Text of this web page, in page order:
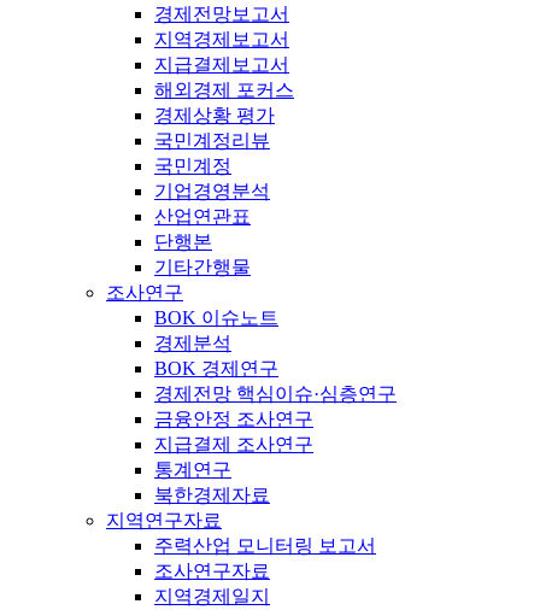
경제전망보고서
지역경제보고서
지급결제보고서
해외경제 포커스
경제상황 평가
국민계정리뷰
국민계정
기업경영분석
산업연관표
단행본
기타간행물
조사연구
BOK 이슈노트
경제분석
BOK 경제연구
경제전망 핵심이슈·심층연구
금융안정 조사연구
지급결제 조사연구
통계연구
북한경제자료
지역연구자료
주력산업 모니터링 보고서
조사연구자료
지역경제일지